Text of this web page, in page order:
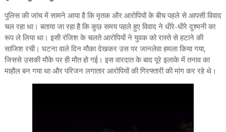
पुलिस की जांच में सामने आया है कि मृतक और आरोपियों के बीच पहले से आपसी विवाद
चल रहा था। बताया जा रहा है कि कुछ समय पहले हुए विवाद ने धीरे-धीरे दुश्मनी का
रूप ले लिया था। इसी रंजिश के चलते आरोपियों ने युवक को रास्ते से हटाने की
साजिश रची। घटना वाले दिन मौका देखकर उस पर जानलेवा हमला किया गया,
जिससे उसकी मौके पर ही मौत हो गई। इस वारदात के बाद पूरे इलाके में तनाव का
माहौल बन गया था और परिजन लगातार आरोपियों की गिरफ्तारी की मांग कर रहे थे।